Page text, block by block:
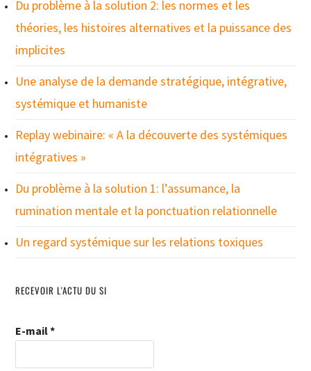
Du problème à la solution 2: les normes et les
théories, les histoires alternatives et la puissance des
implicites
Une analyse de la demande stratégique, intégrative,
systémique et humaniste
Replay webinaire: « A la découverte des systémiques
intégratives »
Du problème à la solution 1: l’assumance, la
rumination mentale et la ponctuation relationnelle
Un regard systémique sur les relations toxiques
RECEVOIR L'ACTU DU SI
E-mail*